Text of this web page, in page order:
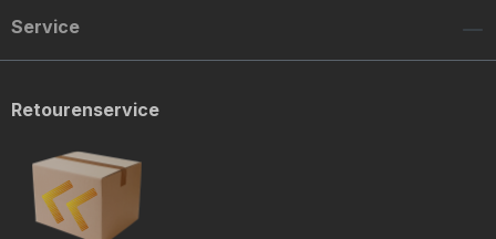
Service
Retourenservice